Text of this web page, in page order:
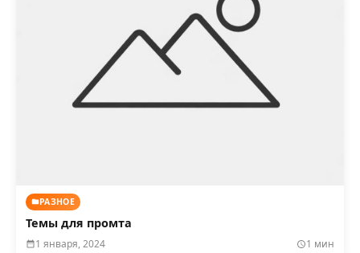
РАЗНОЕ
Темы для промта
1 января, 2024 1 мин